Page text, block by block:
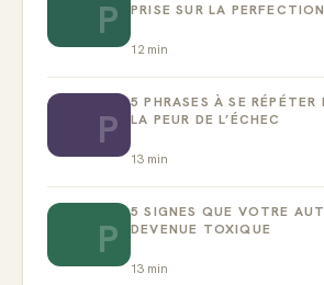
P
PRISE SUR LA PERFECTION
12min
P
5 PHRASES À SE RÉPÉTER
LA PEUR DE L’ÉCHEC
13 min
P
5 SIGNES QUE VOTRE
DEVENUE TOXIQUE
13 min